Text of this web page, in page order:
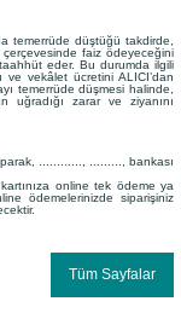
temerrüde düştüğü takdirde,
faiz ödeyeceğini
eder. Bu durumda ilgili
vekâlet ücretini ALICI’dan
temerrüde düşmesi halinde,
uğradığı zarar ve ziyanını
............, ........., bankası
online tek ödeme ya
ödemelerinizde siparişiniz
Tüm Sayfalar